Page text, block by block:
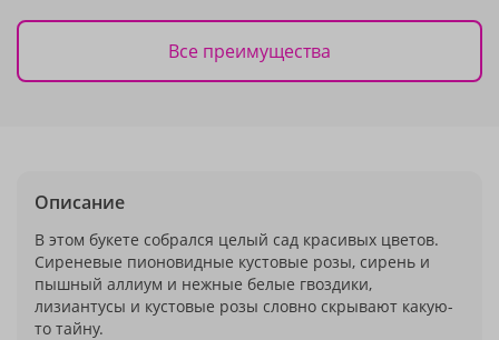
Все преимущества
Описание
В этом букете собрался целый сад красивых цветов.
Сиреневые пионовидные кустовые розы, сирень и
пышный аллиум и нежные белые гвоздики,
лизиантусы и кустовые розы словно скрывают какую-
то тайну.